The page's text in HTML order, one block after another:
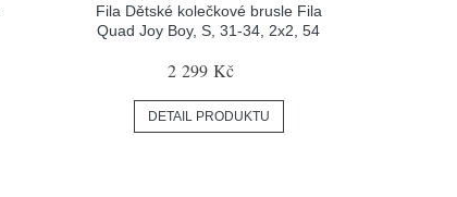
Fila Dětské kolečkové brusle Fila
Quad Joy Boy, S, 31-34, 2x2, 54
2 299 Kč
DETAIL PRODUKTU